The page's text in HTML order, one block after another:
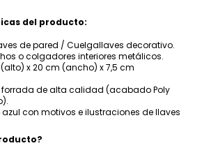
del producto:
de pared / Cuelgallaves decorativo.
o colgadores interiores metálicos.
x 20 cm (ancho) x 7,5 cm
forrada de alta calidad (acabado Poly
con motivos e ilustraciones de llaves